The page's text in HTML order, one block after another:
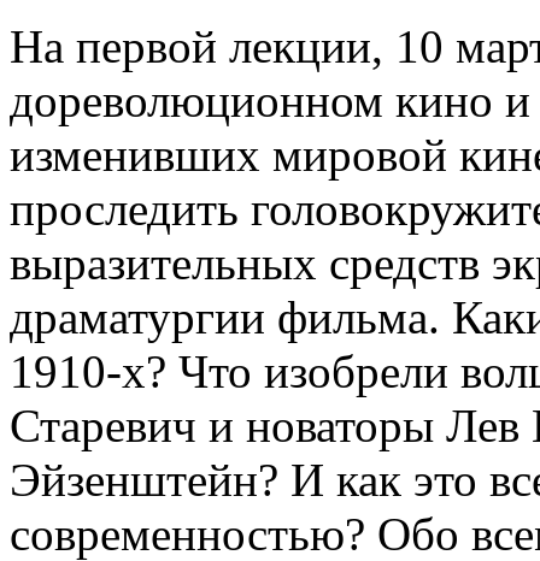
На первой лекции, 10
дореволюционном кино и
изменивших мировой
проследить
выразительных средств
драматургии фильма.
1910-х? Что изобрели
Старевич и новаторы
Эйзенштейн? И как это
современностью? Обо